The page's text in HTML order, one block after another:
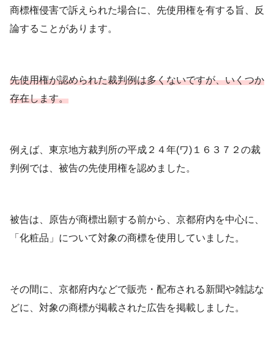
商標権侵害で訴えられた場合に、先使用権を有する旨、反
論することがあります。
先使用権が認められた裁判例は多くないですが、いくつか
存在します。
例えば、東京地方裁判所の平成２４年(ワ)１６３７２の裁
判例では、被告の先使用権を認めました。
被告は、原告が商標出願する前から、京都府内を中心に、
「化粧品」について対象の商標を使用していました。
その間に、京都府内などで販売・配布される新聞や雑誌な
どに、対象の商標が掲載された広告を掲載しました。